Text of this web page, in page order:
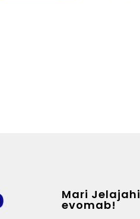
Mari Jelajahi
evomab!